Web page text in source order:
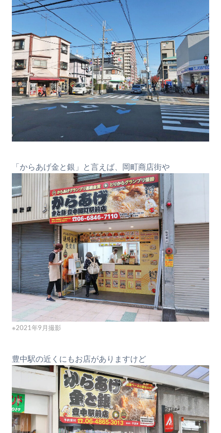
「からあげ金と銀」と言えば、岡町商店街や
※2021年9月撮影
豊中駅の近くにもお店がありますけど